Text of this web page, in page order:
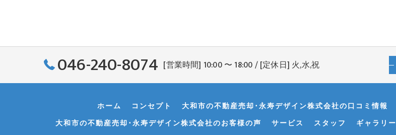
046-240-8074 [営業時間] 10:00 〜 18:00 / [定休日] 火,水,祝
ホーム コンセプト 大和市の不動産売却･永寿デザイン株式会社の口コミ情報
大和市の不動産売却･永寿デザイン株式会社のお客様の声
サービス スタッフ ギャラリー